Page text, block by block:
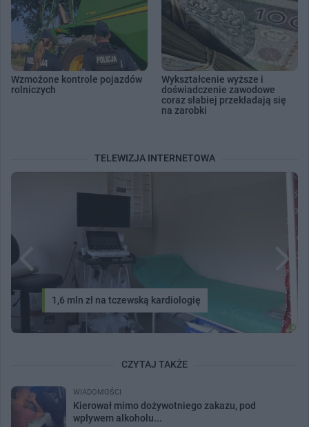
Wzmożone kontrole pojazdów
rolniczych
Wykształcenie wyższe i
doświadczenie zawodowe
coraz słabiej przekładają się
na zarobki
TELEWIZJA INTERNETOWA
1,6 mln zł na tczewską kardiologię
CZYTAJ TAKŻE
WIADOMOŚCI
Kierował mimo dożywotniego zakazu, pod
wpływem alkoholu...